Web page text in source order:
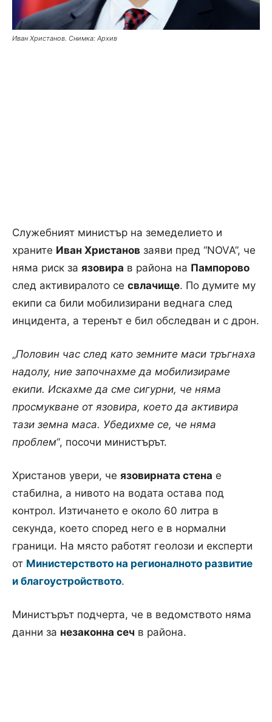
Иван Христанов. Снимка: Архив
Служебният министър на земеделието и
храните Иван Христанов заяви пред “NOVA”, че
няма риск за язовира в района на Пампорово
след активиралото се свлачище. По думите му
екипи са били мобилизирани веднага след
инцидента, а теренът е бил обследван и с дрон.
„Половин час след като земните маси тръгнаха
надолу, ние започнахме да мобилизираме
екипи. Искахме да сме сигурни, че няма
просмукване от язовира, което да активира
тази земна маса. Убедихме се, че няма
проблем“, посочи министърът.
Христанов увери, че язовирната стена е
стабилна, а нивото на водата остава под
контрол. Изтичането е около 60 литра в
секунда, което според него е в нормални
граници. На място работят геолози и експерти
от Министерството на регионалното развитие
и благоустройството.
Министърът подчерта, че в ведомството няма
данни за незаконна сеч в района.